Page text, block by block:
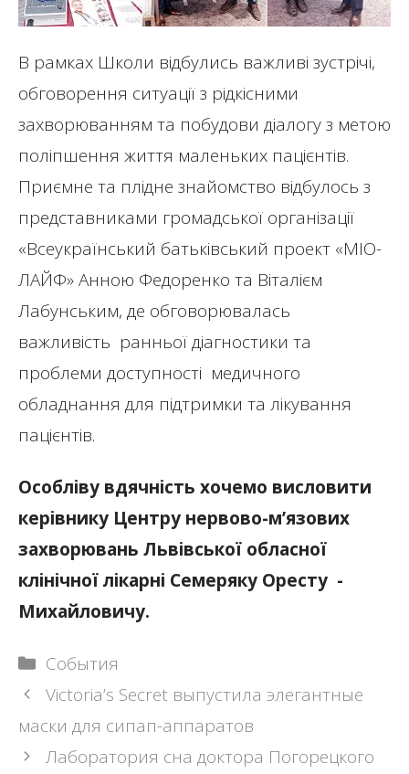
В рамках Школи відбулись важливі зустрічі,
обговорення ситуації з рідкісними
захворюванням та побудови діалогу з метою
поліпшення життя маленьких пацієнтів.
Приємне та плідне знайомство відбулось з
представниками громадської організації
«Всеукраїнський батьківський проект «МІО-
ЛАЙФ» Анною Федоренко та Віталієм
Лабунським, де обговорювалась
важливість ранньої діагностики та
проблеми доступності медичного
обладнання для підтримки та лікування
пацієнтів.
Особліву вдячність хочемо висловити
керівнику Центру нервово-м’язових
захворювань Львівської обласної
клінічної лікарні ­Семеряку ­Оресту ­
Михайловичу.
Рубрики
События
Навигация
Victoria’s Secret выпустила элегантные
маски для сипап-аппаратов
Лаборатория сна доктора Погорецкого